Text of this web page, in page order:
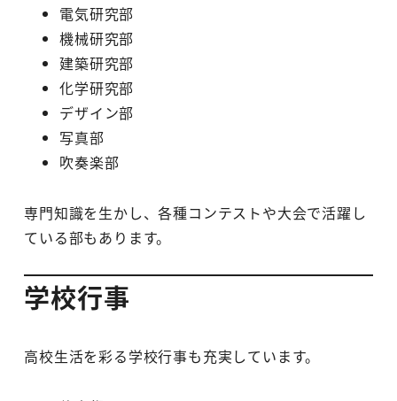
電気研究部
機械研究部
建築研究部
化学研究部
デザイン部
写真部
吹奏楽部
専門知識を生かし、各種コンテストや大会で活躍し
ている部もあります。
学校行事
高校生活を彩る学校行事も充実しています。